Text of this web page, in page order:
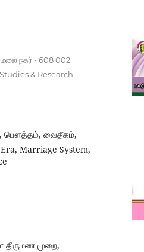
நகர் - 608 002.
& Research,
பௌத்தம், வைதீகம்,
Era, Marriage System,
திருமண முறை,